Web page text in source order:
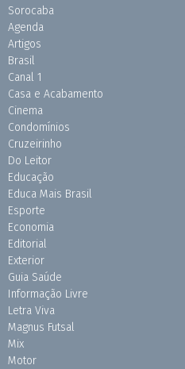
Sorocaba
Agenda
Artigos
Brasil
Canal 1
Casa e Acabamento
Cinema
Condomínios
Cruzeirinho
Do Leitor
Educação
Educa Mais Brasil
Esporte
Economia
Editorial
Exterior
Guia Saúde
Informação Livre
Letra Viva
Magnus Futsal
Mix
Motor